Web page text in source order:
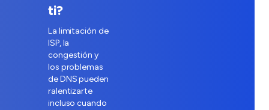
ti?
La limitación de
ISP, la
congestión y
los problemas
de DNS pueden
ralentizarte
incluso cuando